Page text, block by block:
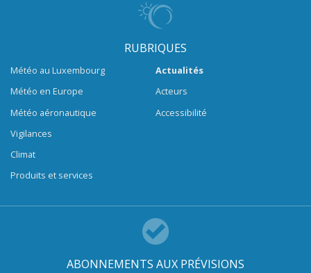
RUBRIQUES
Météo au Luxembourg
Météo en Europe
Météo aéronautique
Vigilances
Climat
Produits et services
Actualités
Acteurs
Accessibilité
ABONNEMENTS AUX PRÉVISIONS